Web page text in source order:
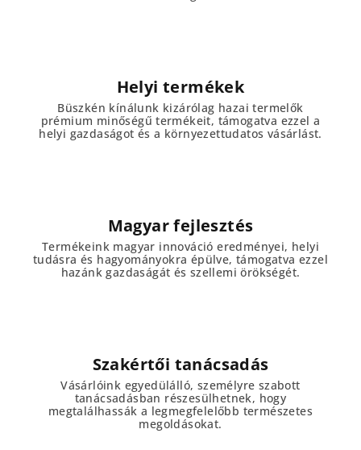
Helyi termékek
Büszkén kínálunk kizárólag hazai termelők
prémium minőségű termékeit, támogatva ezzel a
helyi gazdaságot és a környezettudatos vásárlást.
Magyar fejlesztés
Termékeink magyar innováció eredményei, helyi
tudásra és hagyományokra épülve, támogatva ezzel
hazánk gazdaságát és szellemi örökségét.
Szakértői tanácsadás
Vásárlóink egyedülálló, személyre szabott
tanácsadásban részesülhetnek, hogy
megtalálhassák a legmegfelelőbb természetes
megoldásokat.